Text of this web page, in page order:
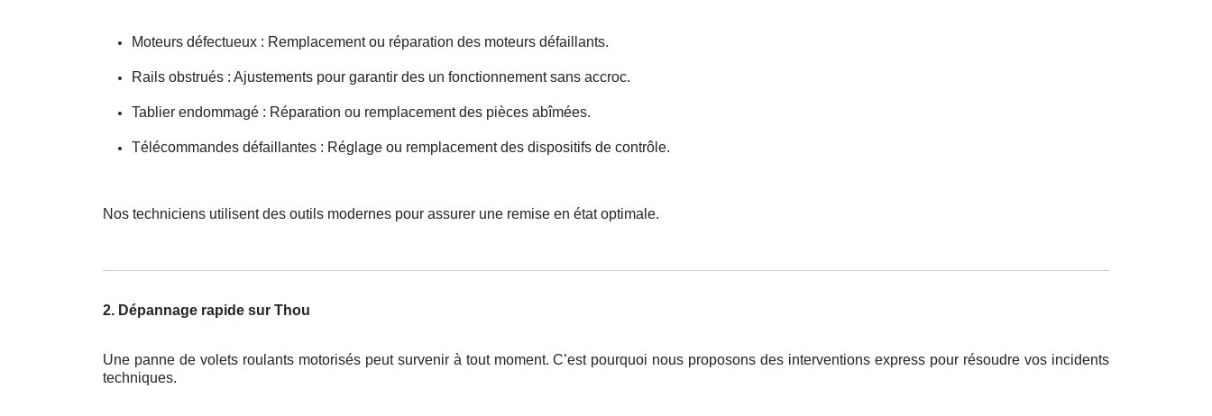
Moteurs défectueux : Remplacement ou réparation des moteurs défaillants.
Rails obstrués : Ajustements pour garantir des un fonctionnement sans accroc.
Tablier endommagé : Réparation ou remplacement des pièces abîmées.
Télécommandes défaillantes : Réglage ou remplacement des dispositifs de contrôle.
Nos techniciens utilisent des outils modernes pour assurer une remise en état optimale.
2. Dépannage rapide sur Thou
Une panne de volets roulants motorisés peut survenir à tout moment. C’est pourquoi nous proposons des interventions express pour résoudre vos incidents
techniques.